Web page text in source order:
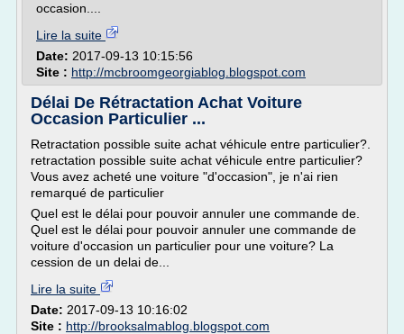
occasion....
Lire la suite
Date: 2017-09-13 10:15:56
Site : http://mcbroomgeorgiablog.blogspot.com
Délai De Rétractation Achat Voiture
Occasion Particulier ...
Retractation possible suite achat véhicule entre particulier?.
retractation possible suite achat véhicule entre particulier?
Vous avez acheté une voiture "d'occasion", je n'ai rien
remarqué de particulier
Quel est le délai pour pouvoir annuler une commande de.
Quel est le délai pour pouvoir annuler une commande de
voiture d'occasion un particulier pour une voiture? La
cession de un delai de...
Lire la suite
Date: 2017-09-13 10:16:02
Site : http://brooksalmablog.blogspot.com